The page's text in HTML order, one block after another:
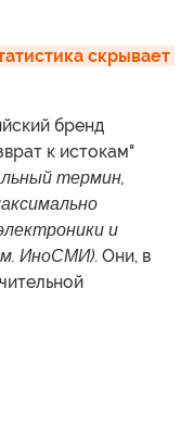
скрывает
бренд
к истокам"
термин,
и
ИноСМИ). Они, в